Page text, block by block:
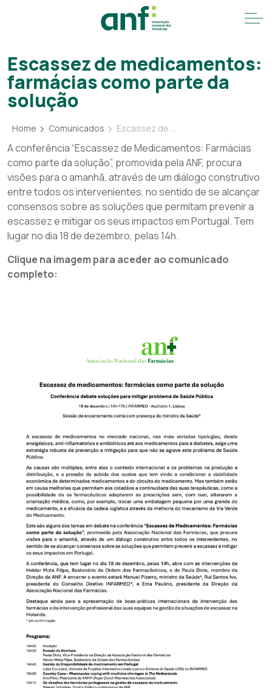
Escassez de medicamentos:
farmácias como parte da
solução
Home Comunicados Escassez de medicamentos: farmácias como parte da solução
A conferência “Escassez de Medicamentos: Farmácias
como parte da solução”, promovida pela ANF, procura
visões para o amanhã, através de um diálogo construtivo
entre todos os intervenientes, no sentido de se alcançar
consensos sobre as soluções que permitam prevenir a
escassez e mitigar os seus impactos em Portugal. Tem
lugar no dia 18 de dezembro, pelas 14h.
Clique na imagem para aceder ao comunicado
completo: